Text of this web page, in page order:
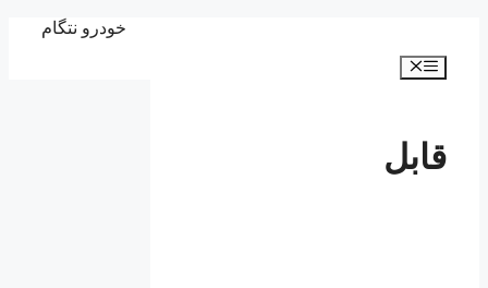
خودرو نتگام
فهرست
قابل